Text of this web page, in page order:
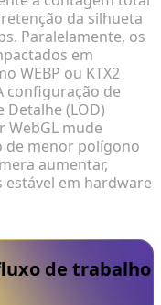
da silhueta
Paralelamente, os
em
WEBP ou KTX2
configuração de
Detalhe (LOD)
WebGL mude
de menor polígono
aumentar,
em hardware
de trabalho